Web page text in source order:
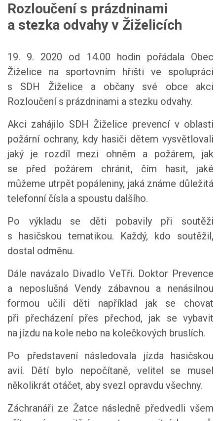
Rozloučení s prázdninami
a stezka odvahy v Žiželicích
19. 9. 2020 od 14.00 hodin pořádala Obec
Žiželice na sportovním hřišti ve spolupráci
s SDH Žiželice a občany své obce akci
Rozloučení s prázdninami a stezku odvahy.
Akci zahájilo SDH Žiželice prevencí v oblasti
požární ochrany, kdy hasiči dětem vysvětlovali
jaký je rozdíl mezi ohněm a požárem, jak
se před požárem chránit, čím hasit, jaké
můžeme utrpět popáleniny, jaká známe důležitá
telefonní čísla a spoustu dalšího.
Po výkladu se děti pobavily při soutěži
s hasičskou tematikou. Každý, kdo soutěžil,
dostal odměnu.
Dále navázalo Divadlo VeTři. Doktor Prevence
a neposlušná Vendy zábavnou a nenásilnou
formou učili děti například jak se chovat
při přecházení přes přechod, jak se vybavit
na jízdu na kole nebo na kolečkových bruslích.
Po představení následovala jízda hasičskou
avií. Dětí bylo nepočítaně, velitel se musel
několikrát otáčet, aby svezl opravdu všechny.
Záchranáři ze Žatce následně předvedli všem